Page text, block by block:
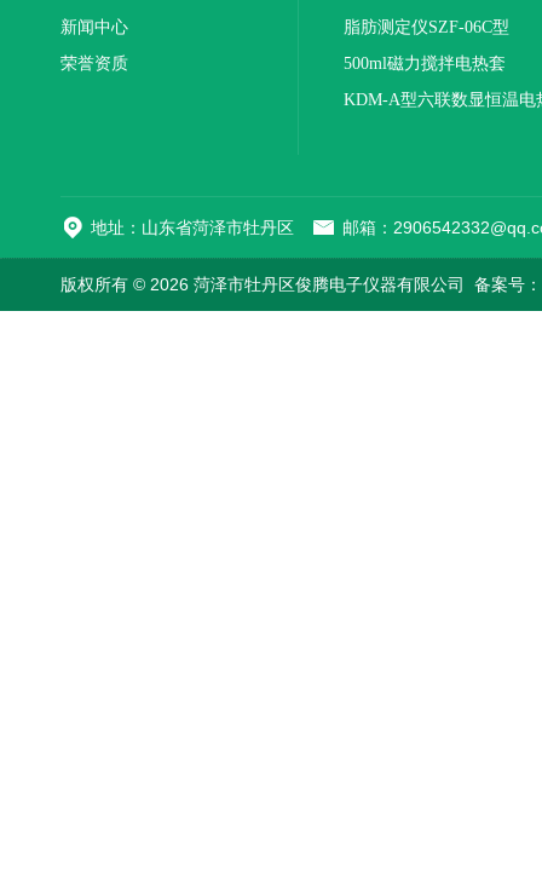
新闻中心
荣誉资质
联
脂肪测定仪SZF-06C型
500ml磁力搅拌电热套
KDM-A型六联数显恒温电
地址：山东省菏泽市牡丹区 邮箱：
版权所有 © 2026 菏泽市牡丹区俊腾电子仪器有限公司 备案号